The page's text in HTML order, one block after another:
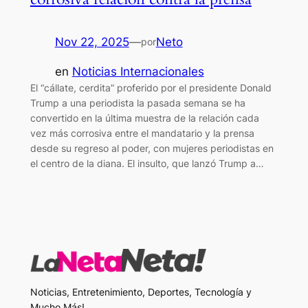
Nov 22, 2025—porNeto
en Noticias Internacionales
El “cállate, cerdita” proferido por el presidente Donald
Trump a una periodista la pasada semana se ha
convertido en la última muestra de la relación cada
vez más corrosiva entre el mandatario y la prensa
desde su regreso al poder, con mujeres periodistas en
el centro de la diana. El insulto, que lanzó Trump a…
Noticias, Entretenimiento, Deportes, Tecnología y